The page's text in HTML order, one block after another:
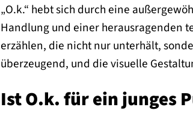
„O.k.“ hebt sich durch eine
Handlung und einer herausragenden
erzählen, die nicht nur unterhält,
überzeugend, und die visuelle
Ist O.k. für ein junges